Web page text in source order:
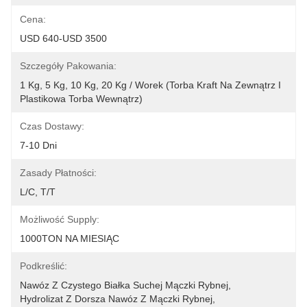
Cena:
USD 640-USD 3500
Szczegóły Pakowania:
1 Kg, 5 Kg, 10 Kg, 20 Kg / Worek (torba Kraft Na Zewnątrz I
Plastikowa Torba Wewnątrz)
Czas Dostawy:
7-10 Dni
Zasady Płatności:
L/C, T/T
Możliwość Supply:
1000TON NA MIESIĄC
Podkreślić:
Nawóz Z Czystego Białka Suchej Mączki Rybnej
Hydrolizat Z Dorsza Nawóz Z Mączki Rybnej